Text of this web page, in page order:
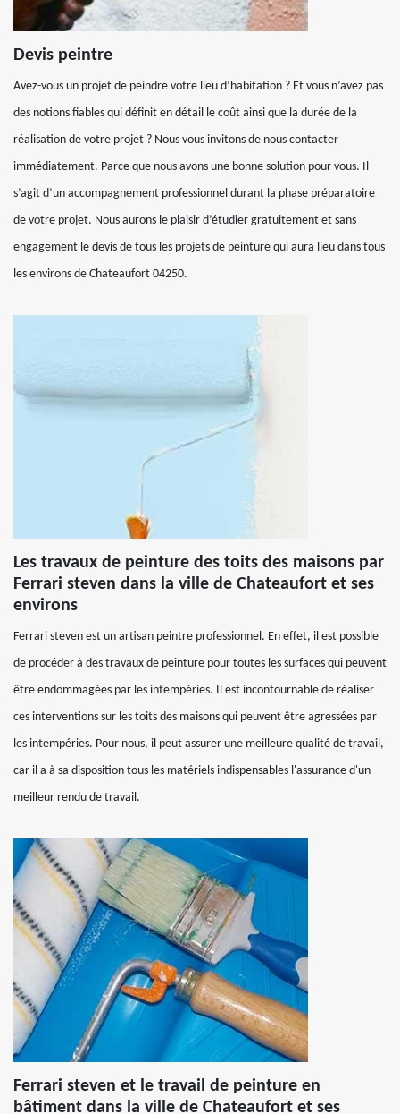
Devis peintre
Avez-vous un projet de peindre votre lieu d’habitation ? Et vous n’avez pas
des notions fiables qui définit en détail le coût ainsi que la durée de la
réalisation de votre projet ? Nous vous invitons de nous contacter
immédiatement. Parce que nous avons une bonne solution pour vous. Il
s’agit d’un accompagnement professionnel durant la phase préparatoire
de votre projet. Nous aurons le plaisir d’étudier gratuitement et sans
engagement le devis de tous les projets de peinture qui aura lieu dans tous
les environs de Chateaufort 04250.
Les travaux de peinture des toits des maisons par
Ferrari steven dans la ville de Chateaufort et ses
environs
Ferrari steven est un artisan peintre professionnel. En effet, il est possible
de procéder à des travaux de peinture pour toutes les surfaces qui peuvent
être endommagées par les intempéries. Il est incontournable de réaliser
ces interventions sur les toits des maisons qui peuvent être agressées par
les intempéries. Pour nous, il peut assurer une meilleure qualité de travail,
car il a à sa disposition tous les matériels indispensables l'assurance d'un
meilleur rendu de travail.
Ferrari steven et le travail de peinture en
bâtiment dans la ville de Chateaufort et ses